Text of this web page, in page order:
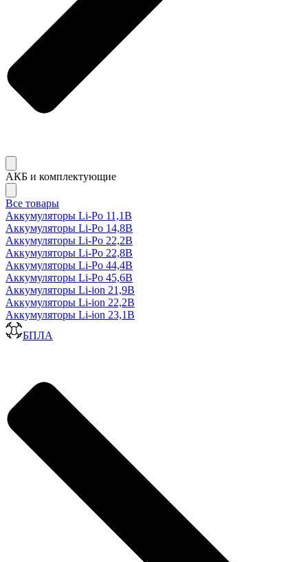
АКБ и комплектующие
Все товары
Аккумуляторы Li-Po 11,1В
Аккумуляторы Li-Po 14,8В
Аккумуляторы Li-Po 22,2В
Аккумуляторы Li-Po 22,8В
Аккумуляторы Li-Po 44,4В
Аккумуляторы Li-Po 45,6В
Аккумуляторы Li-ion 21,9В
Аккумуляторы Li-ion 22,2В
Аккумуляторы Li-ion 23,1В
БПЛА